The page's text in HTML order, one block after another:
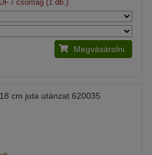
/ csomag (1 db.)
Megvásárolni
cm juta utánzat 620035